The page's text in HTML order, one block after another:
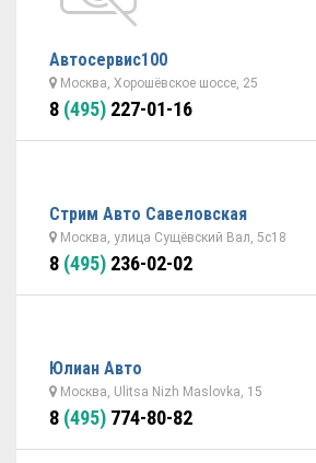
Автосервис100
Москва, Хорошёвское шоссе, 25
8 (495) 227-01-16
Стрим Авто Савеловская
Москва, улица Сущёвский Вал, 5с18
8 (495) 236-02-02
Юлиан Авто
Москва, Ulitsa Nizh Maslovka, 15
8 (495) 774-80-82